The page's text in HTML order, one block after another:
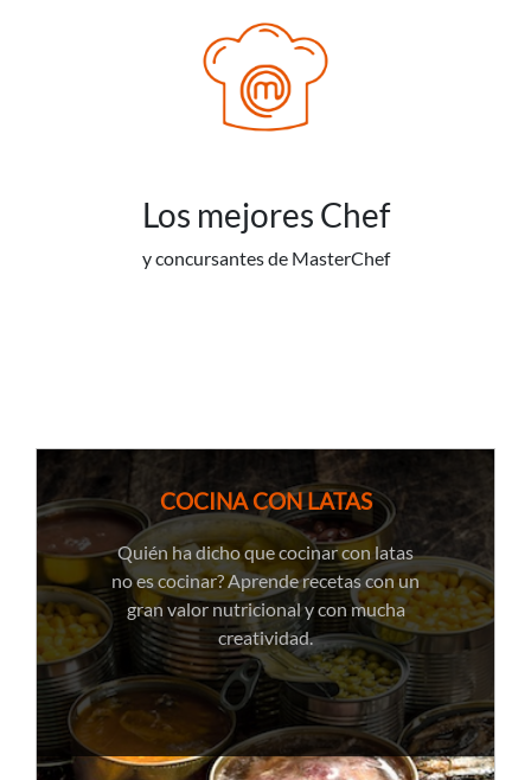
Los mejores Chef
y concursantes de MasterChef
COCINA CON LATAS
Quién ha dicho que cocinar con latas
no es cocinar? Aprende recetas con un
gran valor nutricional y con mucha
creatividad.